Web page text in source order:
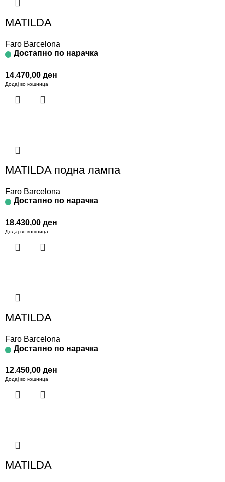
MATILDA
Faro Barcelona
Достапно по нарачка
14.470,00 ден
Додај во кошница
MATILDA подна лампа
Faro Barcelona
Достапно по нарачка
18.430,00 ден
Додај во кошница
MATILDA
Faro Barcelona
Достапно по нарачка
12.450,00 ден
Додај во кошница
MATILDA